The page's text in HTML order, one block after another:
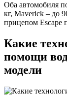
Оба автомобиля
кг, Maverick – до
прицепом Escape
Какие
помощи
модели